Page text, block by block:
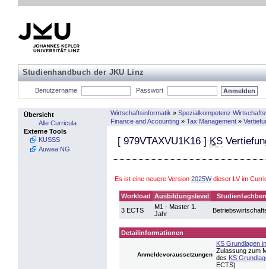
Studienhandbuch der JKU Linz
Benutzername Passwort
Übersicht
Alle Curricula
Externe Tools
KUSSS
Auwea NG
Wirtschaftsinformatik » Spezialkompetenz
Finance and Accounting » Tax Management »
[ 979VTAXVU1K16 ] KS
Es ist eine neuere Version 2025Wdieser LV im
Workload Ausbildungslevel
3 ECTS
M1 - Master 1.
Jahr
Detailinformationen
Anmeldevoraussetzungen
KS Grundlagen
Zulassung zum
des KS
ECTS)